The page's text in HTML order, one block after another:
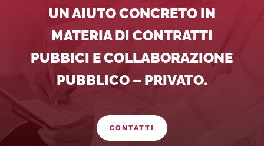
UN AIUTO CONCRETO IN
MATERIA DI CONTRATTI
PUBBICI E COLLABORAZIONE
PUBBLICO – PRIVATO.
CONTATTI